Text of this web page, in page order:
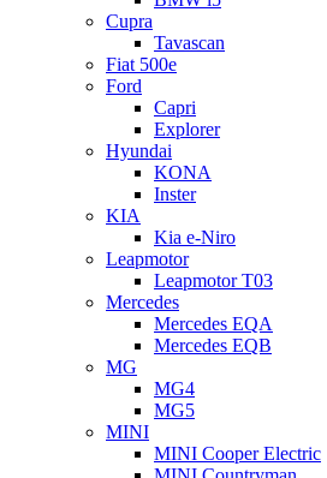
Cupra
Tavascan
Fiat 500e
Ford
Capri
Explorer
Hyundai
KONA
Inster
KIA
Kia e-Niro
Leapmotor
Leapmotor T03
Mercedes
Mercedes EQA
Mercedes EQB
MG
MG4
MG5
MINI
MINI Cooper Electric